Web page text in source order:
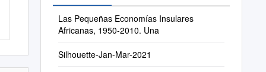
Las Pequeñas Economías Insulares
Africanas, 1950-2010. Una
Silhouette-Jan-Mar-2021